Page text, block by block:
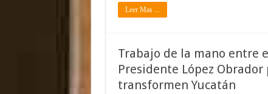
Leer Mas ...
Trabajo de la mano entre
Presidente López
transformen Yucatán